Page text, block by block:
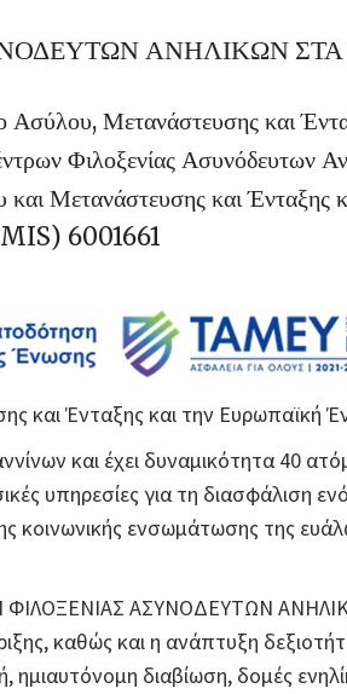
ΑΝΗΛΙΚΩΝ ΣΤΑ
Μετανάστευσης και
Φιλοξενίας
Μετανάστευσης και
6001661
και Ένταξης και την Ευρωπαϊκή
και έχει δυναμικότητα 40
υπηρεσίες για τη διασφάλιση
κοινωνικής ενσωμάτωσης της
ΑΣΥΝΟΔΕΥΤΩΝ
καθώς και η ανάπτυξη
διαβίωση, δομές